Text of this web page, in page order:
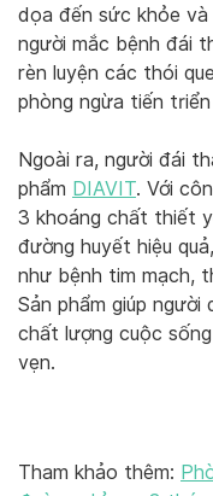
dọa đến sức khỏe
người mắc bệnh đái
rèn luyện các thói
phòng ngừa tiến
Ngoài ra, người đái
phẩm DIAVIT. Với
3 khoáng chất thiết
đường huyết hiệu
như bệnh tim mạch,
Sản phẩm giúp người
chất lượng cuộc
vẹn.
Tham khảo thêm: